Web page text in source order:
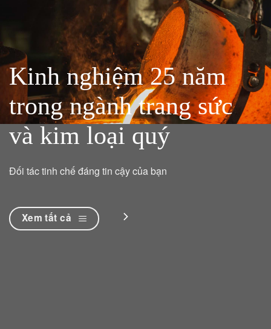
Kinh nghiệm 25 năm
trong ngành trang sức
và kim loại quý
Đối tác tinh chế đáng tin cậy của bạn
Xem tất cả